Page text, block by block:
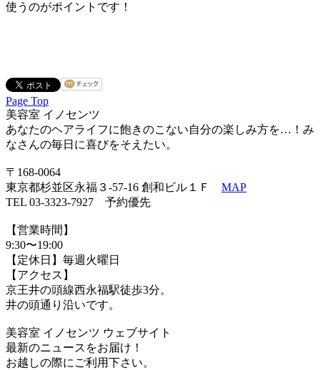
使うのがポイントです！
Page Top
美容室 イノセンツ
あなたのヘアライフに飽きのこない自分の楽しみ方を…！み
なさんの毎日に喜びをそえたい。
〒168-0064
東京都杉並区永福３-57-16 創和ビル１Ｆ MAP
TEL 03-3323-7927 予約優先
【営業時間】
9:30〜19:00
【定休日】毎週火曜日
【アクセス】
京王井の頭線西永福駅徒歩3分。
井の頭通り沿いです。
美容室 イノセンツ ウェブサイト
最新のニュースをお届け！
お越しの際にご利用下さい。